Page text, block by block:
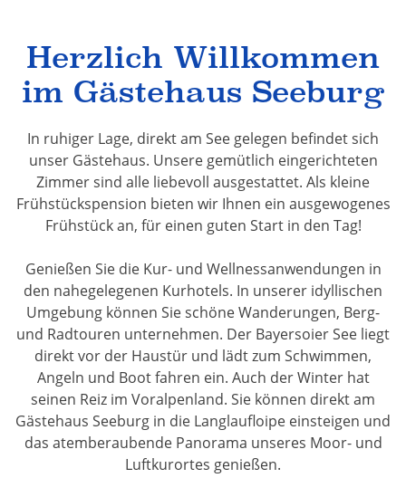
Herzlich Willkommen
im Gästehaus Seeburg
In ruhiger Lage, direkt am See gelegen befindet sich
unser Gästehaus. Unsere gemütlich eingerichteten
Zimmer sind alle liebevoll ausgestattet. Als kleine
Frühstückspension bieten wir Ihnen ein ausgewogenes
Frühstück an, für einen guten Start in den Tag!
Genießen Sie die Kur- und Wellnessanwendungen in
den nahegelegenen Kurhotels. In unserer idyllischen
Umgebung können Sie schöne Wanderungen, Berg-
und Radtouren unternehmen. Der Bayersoier See liegt
direkt vor der Haustür und lädt zum Schwimmen,
Angeln und Boot fahren ein. Auch der Winter hat
seinen Reiz im Voralpenland. Sie können direkt am
Gästehaus Seeburg in die Langlaufloipe einsteigen und
das atemberaubende Panorama unseres Moor- und
Luftkurortes genießen.